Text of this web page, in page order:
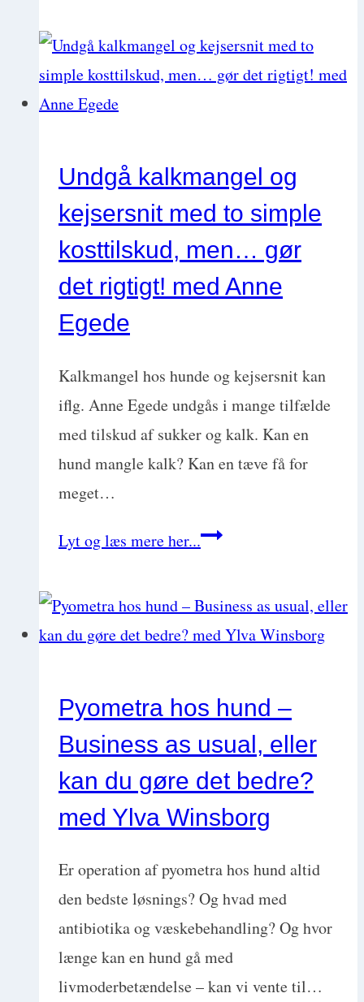
at
og
få
det
liv,
du
med
Gunila
Pedersen
Undgå kalkmangel og
kejsersnit med to simple
kosttilskud, men… gør
det rigtigt! med Anne
Egede
Kalkmangel hos hunde og kejsersnit kan
iflg. Anne Egede undgås i mange tilfælde
med tilskud af sukker og kalk. Kan en
hund mangle kalk? Kan en tæve få for
meget…
Lyt og læs mere her...Undgå
og
kejsersnit
simple
kosttilskud,
men…
gør
det
med
Pyometra hos hund –
Business as usual, eller
kan du gøre det bedre?
med Ylva Winsborg
Er operation af pyometra hos hund altid
den bedste løsnings? Og hvad med
antibiotika og væskebehandling? Og hvor
længe kan en hund gå med
livmoderbetændelse – kan vi vente til…